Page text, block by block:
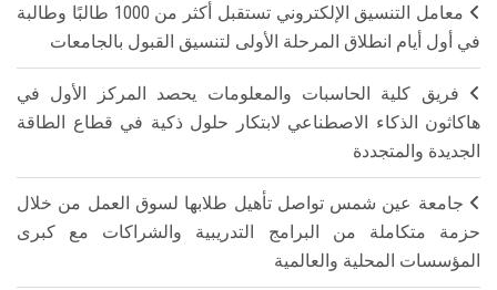
معامل التنسيق الإلكتروني تستقبل أكثر من 1000 طالبًا وطالبة
في أول أيام انطلاق المرحلة الأولى لتنسيق القبول بالجامعات
فريق كلية الحاسبات والمعلومات يحصد المركز الأول في
هاكاثون الذكاء الاصطناعي لابتكار حلول ذكية في قطاع الطاقة
الجديدة والمتجددة
جامعة عين شمس تواصل تأهيل طلابها لسوق العمل من خلال
حزمة متكاملة من البرامج التدريبية والشراكات مع كبرى
المؤسسات المحلية والعالمية